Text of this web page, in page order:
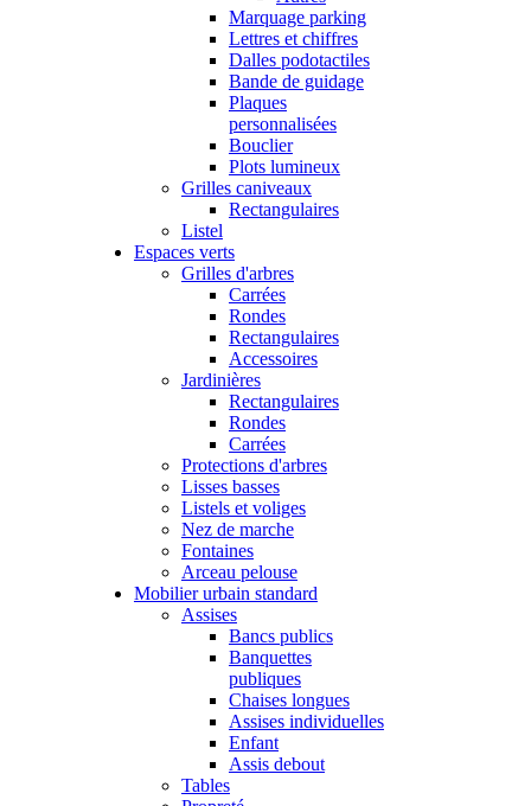
Marquage parking
Lettres et chiffres
Dalles podotactiles
Bande de guidage
Plaques
personnalisées
Bouclier
Plots lumineux
Grilles caniveaux
Rectangulaires
Listel
Espaces verts
Grilles d'arbres
Carrées
Rondes
Rectangulaires
Accessoires
Jardinières
Rectangulaires
Rondes
Carrées
Protections d'arbres
Lisses basses
Listels et voliges
Nez de marche
Fontaines
Arceau pelouse
Mobilier urbain standard
Assises
Bancs publics
Banquettes
publiques
Chaises longues
Assises individuelles
Enfant
Assis debout
Tables